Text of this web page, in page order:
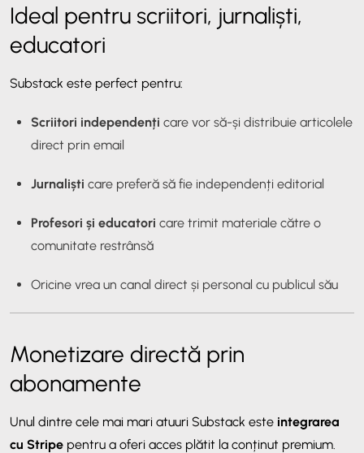
Ideal pentru scriitori, jurnaliști,
educatori
Substack este perfect pentru:
Scriitori independenți care vor să-și distribuie articolele
direct prin email
Jurnaliști care preferă să fie independenți editorial
Profesori și educatori care trimit materiale către o
comunitate restrânsă
Oricine vrea un canal direct și personal cu publicul său
Monetizare directă prin
abonamente
Unul dintre cele mai mari atuuri Substack este integrarea
cu Stripe pentru a oferi acces plătit la conținut premium.